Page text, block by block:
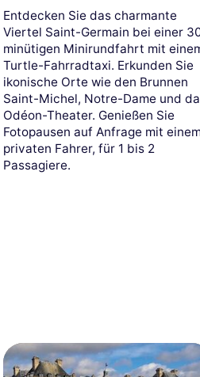
Entdecken Sie das charmante
Viertel Saint-Germain bei einer
minütigen Minirundfahrt mit
Turtle-Fahrradtaxi. Erkunden Sie
ikonische Orte wie den Brunnen
Saint-Michel, Notre-Dame und
Odéon-Theater. Genießen Sie
Fotopausen auf Anfrage mit
privaten Fahrer, für 1 bis 2
Passagiere.